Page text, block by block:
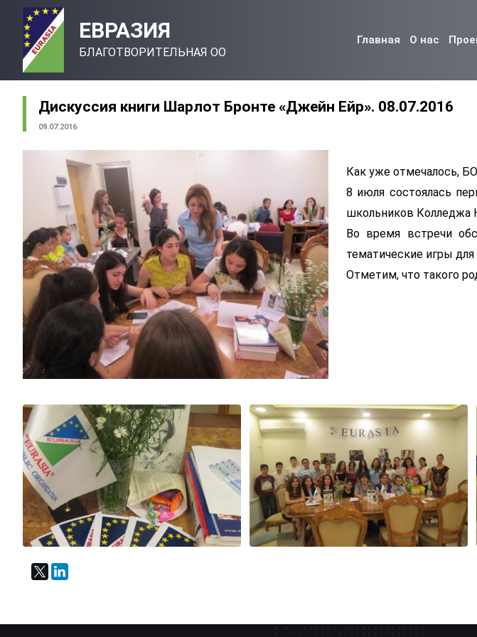
ЕВРАЗИЯ
БЛАГОТВОРИТЕЛЬНАЯ ОО
Главная О нас
Дискуссия книги Шарлот Бронте «Джейн Ейр». 08.07.2016
09.07.2016
Как уже отмечалось,
8 июля состоялась
школьников Колледжа
Во время встречи
тематические игры
Отметим, что такого